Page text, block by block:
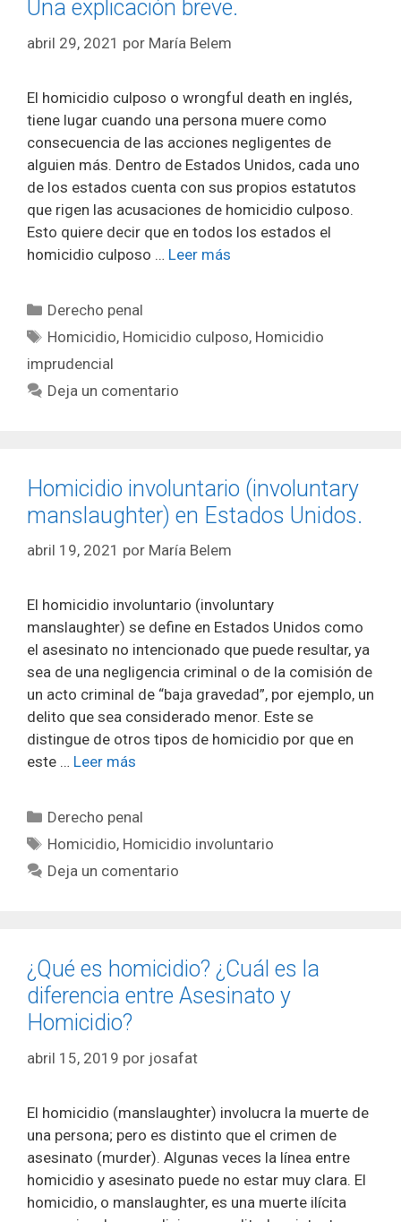
Una explicación breve.
abril 29, 2021 por María Belem
El homicidio culposo o wrongful death en inglés,
tiene lugar cuando una persona muere como
consecuencia de las acciones negligentes de
alguien más. Dentro de Estados Unidos, cada uno
de los estados cuenta con sus propios estatutos
que rigen las acusaciones de homicidio culposo.
Esto quiere decir que en todos los estados el
homicidio culposo … Leer más
Categorías
Derecho penal
Etiquetas
Homicidio, Homicidio culposo, Homicidio
imprudencial
Deja un comentario
Homicidio involuntario (involuntary
manslaughter) en Estados Unidos.
abril 19, 2021 por María Belem
El homicidio involuntario (involuntary
manslaughter) se define en Estados Unidos como
el asesinato no intencionado que puede resultar, ya
sea de una negligencia criminal o de la comisión de
un acto criminal de “baja gravedad”, por ejemplo, un
delito que sea considerado menor. Este se
distingue de otros tipos de homicidio por que en
este … Leer más
Categorías
Derecho penal
Etiquetas
Homicidio, Homicidio involuntario
Deja un comentario
¿Qué es homicidio? ¿Cuál es la
diferencia entre Asesinato y
Homicidio?
abril 15, 2019 por josafat
El homicidio (manslaughter) involucra la muerte de
una persona; pero es distinto que el crimen de
asesinato (murder). Algunas veces la línea entre
homicidio y asesinato puede no estar muy clara. El
homicidio, o manslaughter, es una muerte ilícita